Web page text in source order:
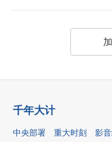
千年大计
中央部署 重大时刻 影